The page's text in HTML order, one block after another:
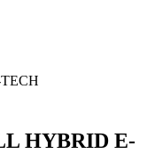
HYBRID E-